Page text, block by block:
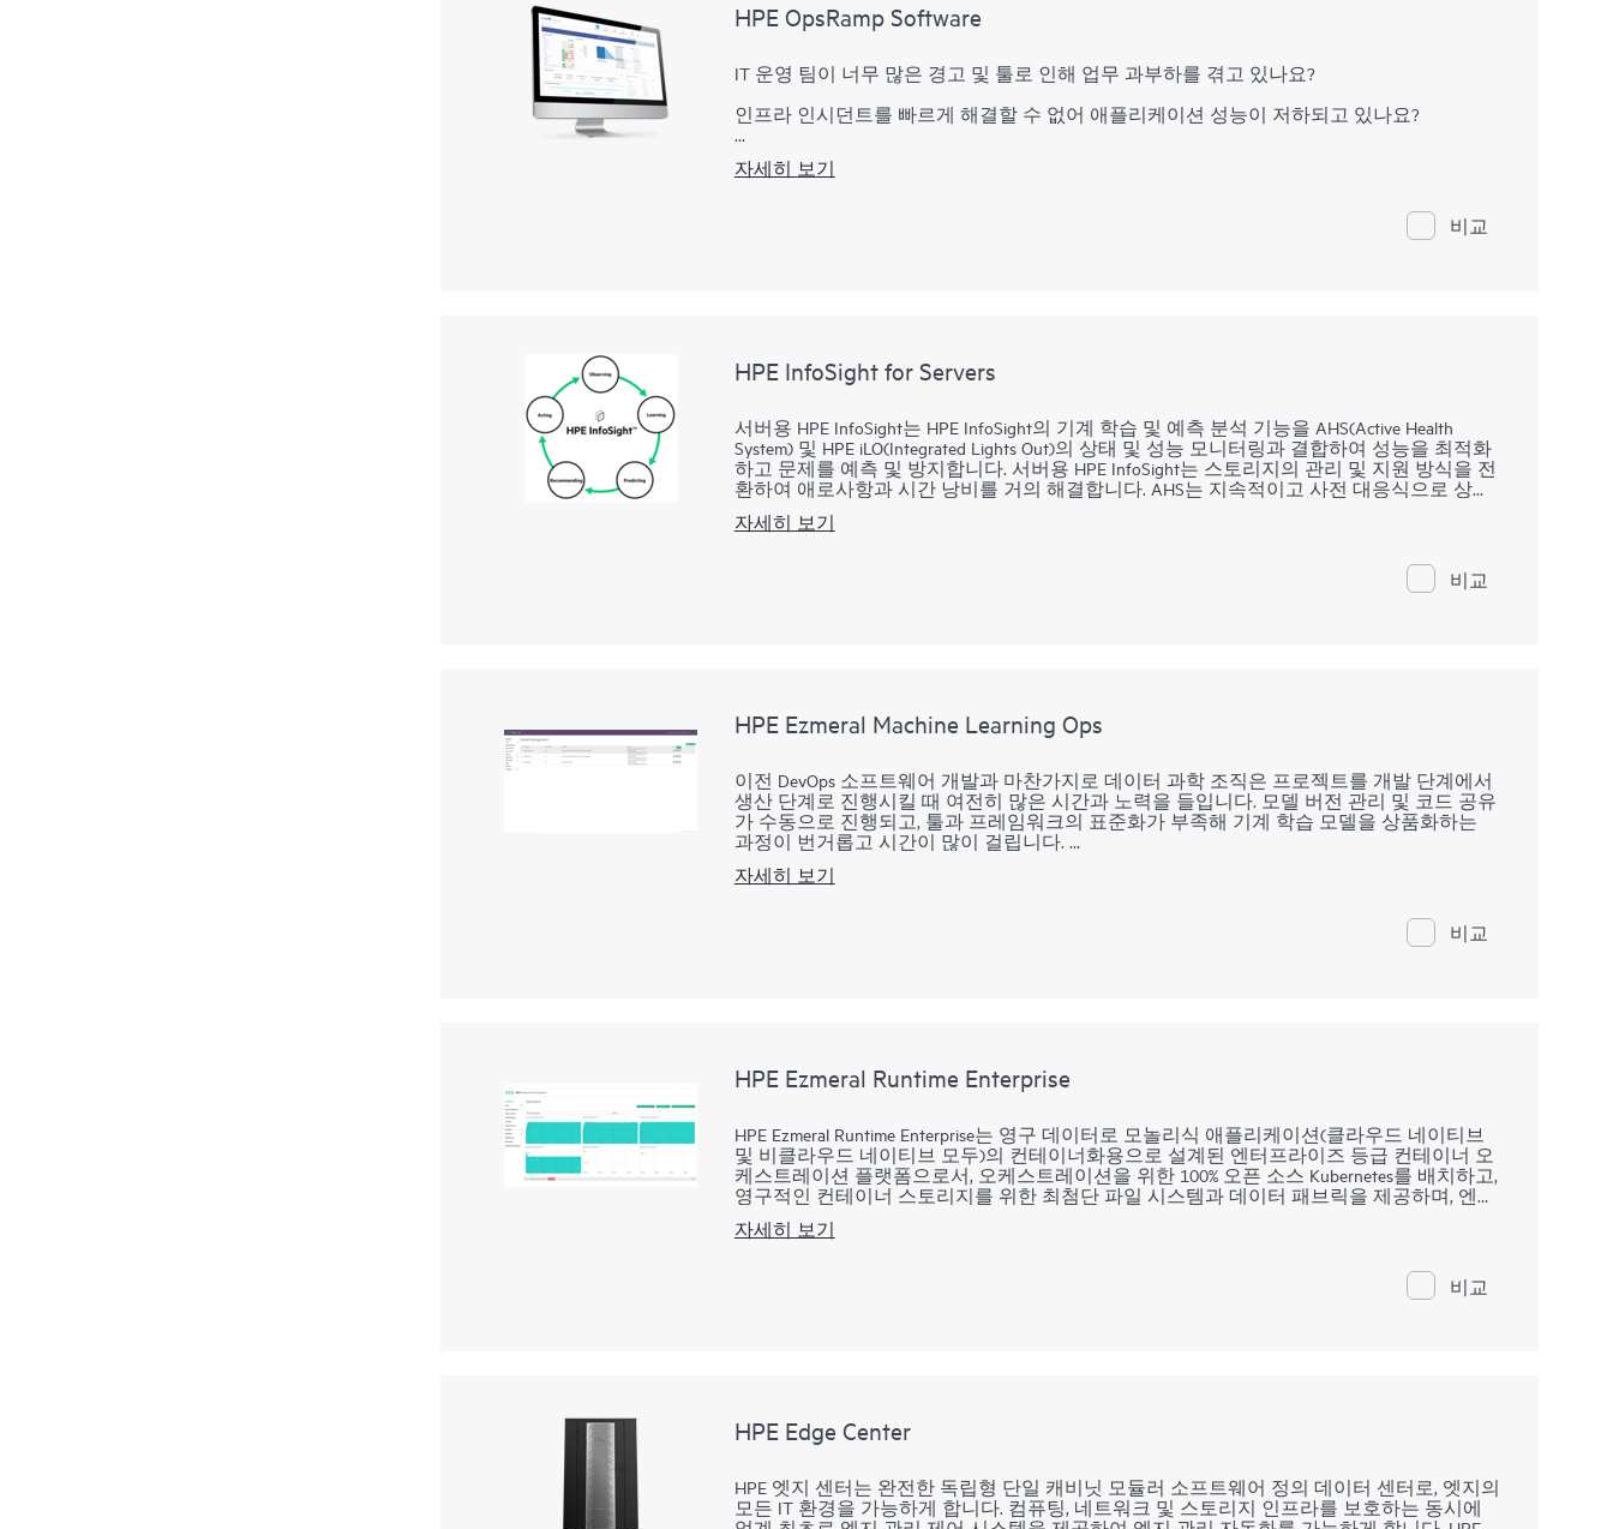
HPE OpsRamp Software
IT 운영 팀이 너무 많은 경고 및 툴로 인해 업무 과부하를 겪고 있나요?
인프라 인시던트를 빠르게 해결할 수 없어 애플리케이션 성능이 저하되고 있나요?
이티브 환경 전반에서 전체 가시성을 제공하고 비즈니스에 중요한 서비스의 인프라 모니터
합니다. OpsRamp Software는 최신 IT 운영 팀이 비즈니스에 맞춰 혁신을 제공하고 더 빠르게
대응하고 절차를 자동화하여 운영 비용을 절감하고 애플리케이션 성능을 기대 수준으로 유
자세히 보기
비교
HPE InfoSight for Servers
서버용 HPE InfoSight는 HPE InfoSight의 기계 학습 및 예측 분석 기능을 AHS(Active Health
System) 및 HPE iLO(Integrated Lights Out)의 상태 및 성능 모니터링과 결합하여 성능을 최적화
하고 문제를 예측 및 방지합니다. 서버용 HPE InfoSight는 스토리지의 관리 및 지원 방식을 전
환하여 애로사항과 시간 낭비를 거의 해결합니다. AHS는 지속적이고 사전 대응식으로 상태
24x7 제공하는 서버용 “비행 기록 장치”와 유사합니다. 서버용 HPE InfoSight는 AHS의 원격 측
향상시키는 권장 사항을 제공합니다. iLO Amplifier Pack은 서버용 HPE InfoSight를 위한 온프레
자세히 보기
비교
HPE Ezmeral Machine Learning Ops
이전 DevOps 소프트웨어 개발과 마찬가지로 데이터 과학 조직은 프로젝트를 개발 단계에서
생산 단계로 진행시킬 때 여전히 많은 시간과 노력을 들입니다. 모델 버전 관리 및 코드 공유
가 수동으로 진행되고, 툴과 프레임워크의 표준화가 부족해 기계 학습 모델을 상품화하는
과정이 번거롭고 시간이 많이 걸립니다.
HPE Ezmeral ML Ops(HPE Ezmeral Machine Learning Ops)는 HPE Ezmeral Runtime Enterprise의 기능
엔터프라이즈는 HPE Ezmeral ML Ops를 사용하여 DevOps 프로세스를 구현하고 ML 워크플로
자세히 보기
비교
HPE Ezmeral Runtime Enterprise
HPE Ezmeral Runtime Enterprise는 영구 데이터로 모놀리식 애플리케이션(클라우드 네이티브
및 비클라우드 네이티브 모두)의 컨테이너화용으로 설계된 엔터프라이즈 등급 컨테이너 오
케스트레이션 플랫폼으로서, 오케스트레이션을 위한 100% 오픈 소스 Kubernetes를 배치하고,
영구적인 컨테이너 스토리지를 위한 최첨단 파일 시스템과 데이터 패브릭을 제공하며, 엔터
터프라이즈는 손쉽게 컨테이너의 민첩성 및 효율성 향상 효과를 베어 메탈 또는 가상화된
자세히 보기
비교
HPE Edge Center
HPE 엣지 센터는 완전한 독립형 단일 캐비닛 모듈러 소프트웨어 정의 데이터 센터로, 엣지의
모든 IT 환경을 가능하게 합니다. 컴퓨팅, 네트워크 및 스토리지 인프라를 보호하는 동시에